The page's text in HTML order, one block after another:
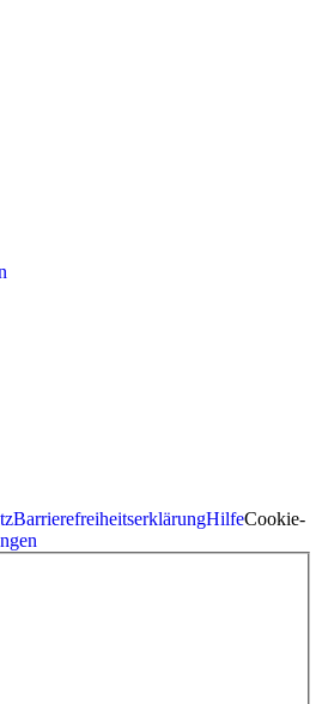
BarrierefreiheitserklärungHilfeCookie-